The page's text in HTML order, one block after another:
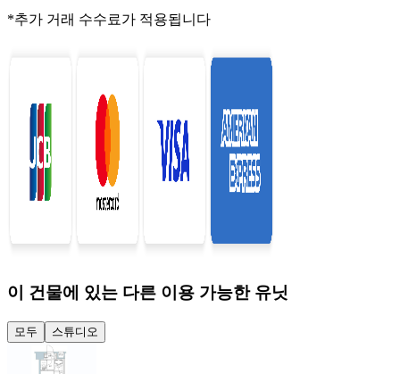
*추가 거래 수수료가 적용됩니다
이 건물에 있는 다른 이용 가능한 유닛
모두 스튜디오